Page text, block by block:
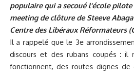
populaire qui a secoué l’école
meeting de clôture de Steeve
Centre des Libéraux Réformateurs
Il a rappelé que le 3e
discours et des rubans coupés : il
fonctionnent, des routes dignes de